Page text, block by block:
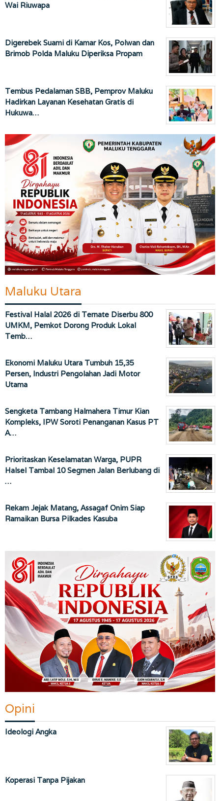
Wai Riuwapa
Digerebek Suami di Kamar Kos, Polwan dan
Brimob Polda Maluku Diperiksa Propam
Tembus Pedalaman SBB, Pemprov Maluku
Hadirkan Layanan Kesehatan Gratis di
Hukuwa…
Maluku Utara
Festival Halal 2026 di Ternate Diserbu 800
UMKM, Pemkot Dorong Produk Lokal
Temb…
Ekonomi Maluku Utara Tumbuh 15,35
Persen, Industri Pengolahan Jadi Motor
Utama
Sengketa Tambang Halmahera Timur Kian
Kompleks, IPW Soroti Penanganan Kasus PT
A…
Prioritaskan Keselamatan Warga, PUPR
Halsel Tambal 10 Segmen Jalan Berlubang di
…
Rekam Jejak Matang, Assagaf Onim Siap
Ramaikan Bursa Pilkades Kasuba
Opini
Ideologi Angka
Koperasi Tanpa Pijakan